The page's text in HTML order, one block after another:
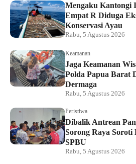
Mengaku Kantongi
Empat R Diduga
Konservasi Ayau
Rabu, 5 Agustus 2026
Keamanan
Jaga Keamanan
Polda Papua Barat
Dermaga
Rabu, 5 Agustus 2026
Peristiwa
Dibalik Antrean
Sorong Raya Soroti
SPBU
Rabu, 5 Agustus 2026